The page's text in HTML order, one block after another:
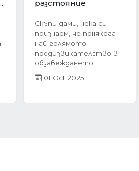
цените на
България:...
През последния
тримесечие на 2024
година жилищният
бележи невероятен...